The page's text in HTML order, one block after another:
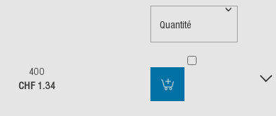
400
CHF 1.34
Quantité